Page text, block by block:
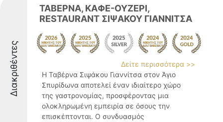
Διακριθέντες
ΤΑΒΕΡΝΑ, ΚΑΦΕ-ΟΥΖΕΡΙ,
RESTAURANT ΣΙΨΑΚΟΥ ΓΙΑΝΝΙΤΣΑ
Δείτε περισσότερα >>
Η Ταβέρνα Σιψάκου Γιαννίτσα στον Άγιο
Σπυρίδωνα αποτελεί έναν ιδιαίτερο χώρο
της γαστρονομίας, προσφέροντας μια
ολοκληρωμένη εμπειρία σε όσους την
επισκέπτονται. Ο συνδυασμός